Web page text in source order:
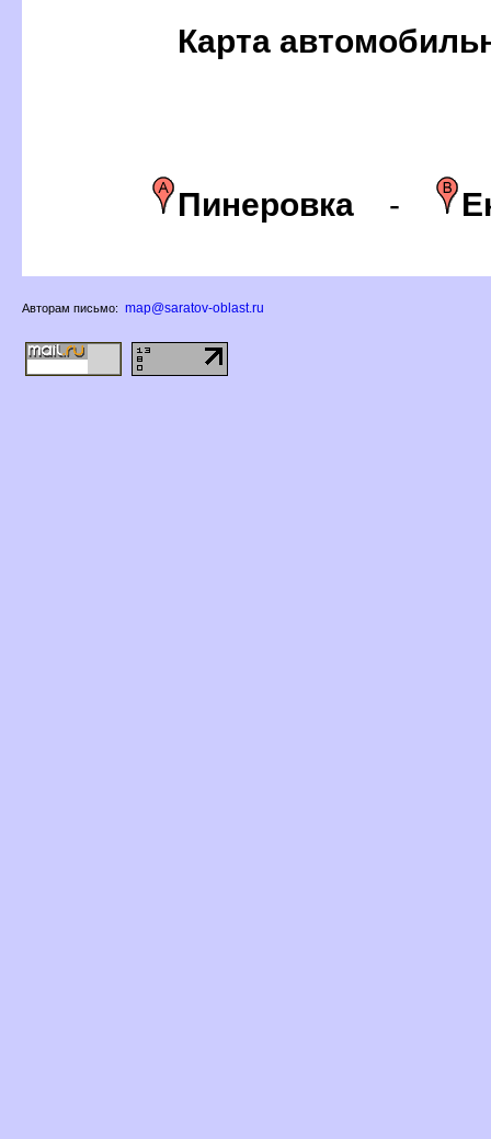
Карта
Пинеровка-
Авторам письмо: map@saratov-oblast.ru